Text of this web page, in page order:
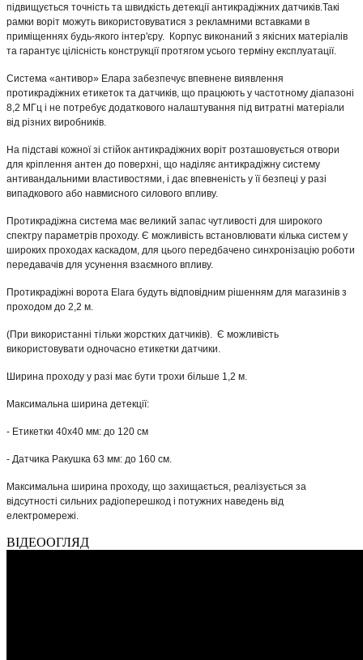
підвищується точність та швидкість детекції антикрадіжних датчиків.Такі
рамки воріт можуть використовуватися з рекламними вставками в
приміщеннях будь-якого інтер'єру. Корпус виконаний з якісних матеріалів
та гарантує цілісність конструкції протягом усього терміну експлуатації.
Система «антивор» Елара забезпечує впевнене виявлення
протикрадіжних етикеток та датчиків, що працюють у частотному діапазоні
8,2 МГц і не потребує додаткового налаштування під витратні матеріали
від різних виробників.
На підставі кожної зі стійок антикрадіжних воріт розташовується отвори
для кріплення антен до поверхні, що наділяє антикрадіжну систему
антивандальними властивостями, і дає впевненість у її безпеці у разі
випадкового або навмисного силового впливу.
Протикрадіжна система має великий запас чутливості для широкого
спектру параметрів проходу. Є можливість встановлювати кілька систем у
широких проходах каскадом, для цього передбачено синхронізацію роботи
передавачів для усунення взаємного впливу.
Протикрадіжні ворота Elara будуть відповідним рішенням для магазинів з
проходом до 2,2 м.
(При використанні тільки жорстких датчиків). Є можливість
використовувати одночасно етикетки датчики.
Ширина проходу у разі має бути трохи більше 1,2 м.
Максимальна ширина детекції:
- Етикетки 40х40 мм: до 120 см
- Датчика Ракушка 63 мм: до 160 см.
Максимальна ширина проходу, що захищається, реалізується за
відсутності сильних радіоперешкод і потужних наведень від
електромережі.
ВІДЕООГЛЯД